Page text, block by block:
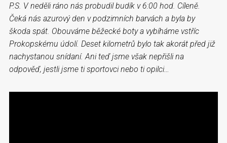
P.S. V neděli ráno nás probudil budík v 6:00 hod. Cíleně.
Čeká nás azurový den v podzimních barvách a byla by
škoda spát. Obouváme běžecké boty a vybíháme vstříc
Prokopskému údolí. Deset kilometrů bylo tak akorát před již
nachystanou snídaní. Ani teď jsme však nepřišli na
odpověď, jestli jsme ti sportovci nebo ti opilci…